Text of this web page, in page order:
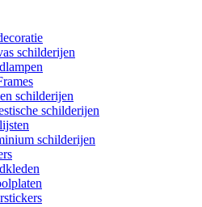
schilderijen
schilderijen
schilderijen
schilderijen